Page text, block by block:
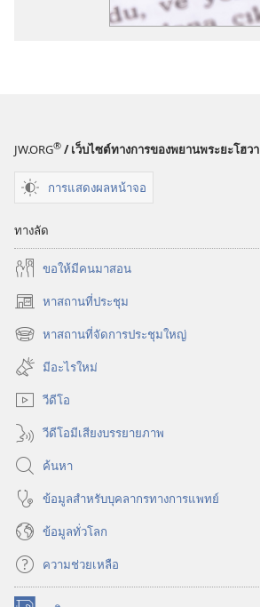
JW.ORG® / เว็บไซต์ทางการของพยานพระยะโฮวา
การแสดงผลหน้าจอ
ทางลัด
ขอ​ให้​มี​คน​มา​สอน
หาสถานที่ประชุม
(เปิด
หน้าต่างหาสถานที่จัดการประชุมใหญ่
(เปิด
หน้าต่าง
ใหม่)
มีอะไรใหม่
วีดีโอ
วีดีโอมีเสียงบรรยายภาพ
ค้นหา
ข้อมูล​สำหรับ​บุคลากร​ทาง​การ​แพทย์
ข้อมูล​ทั่ว​โลก
ความช่วยเหลือ